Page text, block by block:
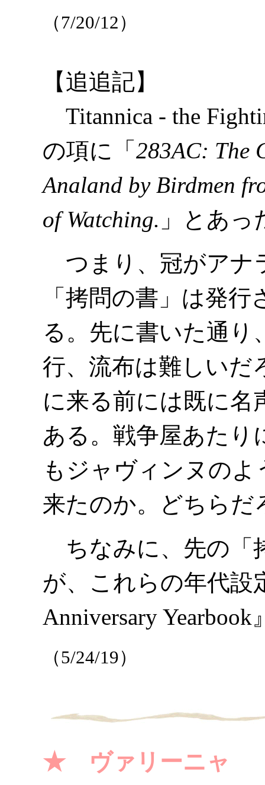
（7/20/12）
【追追記】
Titannica - the
の項に「 283AC: The
Analand by Birdmen
of Watching. 」とあっ
つまり、冠がアナ
「拷問の書」は発
る。先に書いた通り
行、流布は難しいだ
に来る前には既に名
ある。戦争屋あたり
もジャヴィンヌの
来たのか。どちらだ
ちなみに、先の「
が、これらの年代設
Anniversary
（5/24/19）
★ ヴァリーニャ